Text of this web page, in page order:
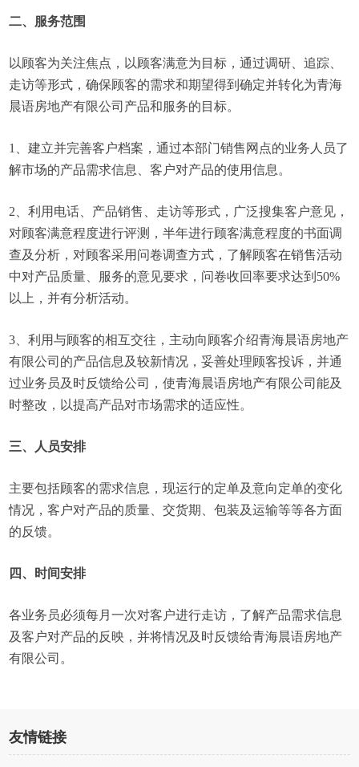
二、服务范围
以顾客为关注焦点，以顾客满意为目标，通过调研、追踪、
走访等形式，确保顾客的需求和期望得到确定并转化为青海
晨语房地产有限公司产品和服务的目标。
1、建立并完善客户档案，通过本部门销售网点的业务人员了
解市场的产品需求信息、客户对产品的使用信息。
2、利用电话、产品销售、走访等形式，广泛搜集客户意见，
对顾客满意程度进行评测，半年进行顾客满意程度的书面调
查及分析，对顾客采用问卷调查方式，了解顾客在销售活动
中对产品质量、服务的意见要求，问卷收回率要求达到50%
以上，并有分析活动。
3、利用与顾客的相互交往，主动向顾客介绍青海晨语房地产
有限公司的产品信息及较新情况，妥善处理顾客投诉，并通
过业务员及时反馈给公司，使青海晨语房地产有限公司能及
时整改，以提高产品对市场需求的适应性。
三、人员安排
主要包括顾客的需求信息，现运行的定单及意向定单的变化
情况，客户对产品的质量、交货期、包装及运输等等各方面
的反馈。
四、时间安排
各业务员必须每月一次对客户进行走访，了解产品需求信息
及客户对产品的反映，并将情况及时反馈给青海晨语房地产
有限公司。
友情链接